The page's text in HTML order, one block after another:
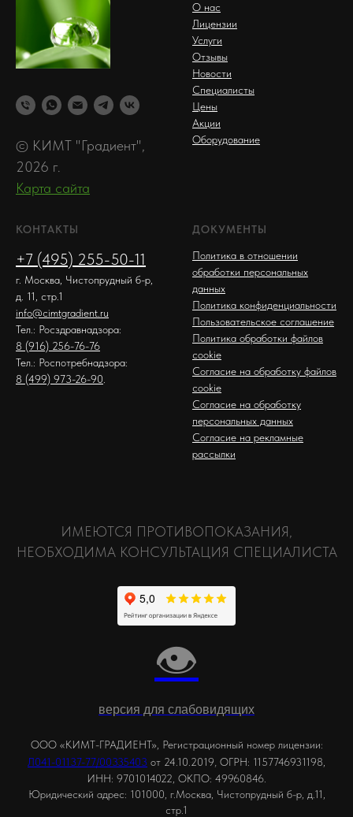
© КИМТ "Градиент",
2026 г.
Карта сайта
О нас
Лицензии
Услуги
Отзывы
Новости
Специалисты
Цены
Акции
Оборудование
КОНТАКТЫ
+7 (495) 255-50-11
г. Москва, Чистопрудный б-р,
д. 11, стр.1
info@cimtgradient.ru
Тел.: Росздравнадзора:
8 (916) 256-76-76
Тел.: Роспотребнадзора:
8 (499) 973-26-90.
ДОКУМЕНТЫ
Политика в отношении
обработки персональных
данных
Политика конфиденциальности
Пользовательское соглашение
Политика обработки файлов
cookie
Согласие на обработку файлов
cookie
Согласие на обработку
персональных данных
Согласие на рекламные
рассылки
ИМЕЮТСЯ ПРОТИВОПОКАЗАНИЯ,
НЕОБХОДИМА КОНСУЛЬТАЦИЯ СПЕЦИАЛИСТА
👁
версия для слабовидящих
ООО «КИМТ-ГРАДИЕНТ», Регистрационный номер лицензии:
Л041-01137-77/00335403 от 24.10.2019, ОГРН: 1157746931198,
ИНН: 9701014022, ОКПО: 49960846.
Юридический адрес: 101000, г.Москва, Чистопрудный б-р, д.11,
стр.1